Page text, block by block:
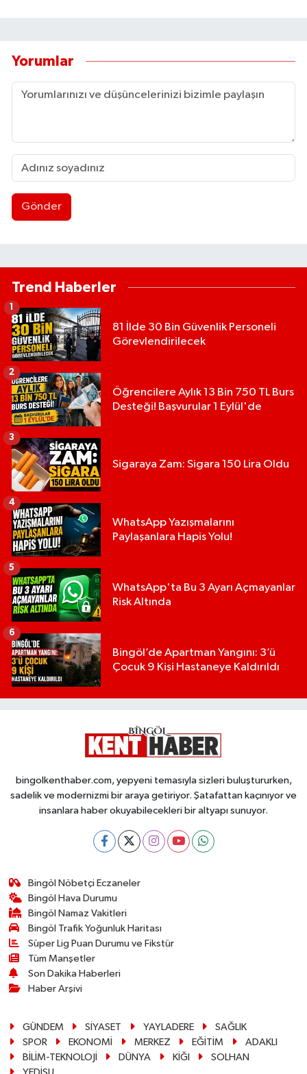
Yorumlar
Gönder
Trend Haberler
81 İlde 30 Bin Güvenlik Personeli
Görevlendirilecek
1
Öğrencilere Aylık 13 Bin 750 TL Burs
Desteği! Başvurular 1 Eylül'de
2
Sigaraya Zam: Sigara 150 Lira Oldu
3
WhatsApp Yazışmalarını
Paylaşanlara Hapis Yolu!
4
WhatsApp'ta Bu 3 Ayarı Açmayanlar
Risk Altında
5
Bingöl’de Apartman Yangını: 3’ü
Çocuk 9 Kişi Hastaneye Kaldırıldı
6
bingolkenthaber.com, yepyeni temasıyla sizleri buluştururken,
sadelik ve modernizmi bir araya getiriyor. Şatafattan kaçınıyor ve
insanlara haber okuyabilecekleri bir altyapı sunuyor.
Bingöl Nöbetçi Eczaneler
Bingöl Hava Durumu
Bingöl Namaz Vakitleri
Bingöl Trafik Yoğunluk Haritası
Süper Lig Puan Durumu ve Fikstür
Tüm Manşetler
Son Dakika Haberleri
Haber Arşivi
GÜNDEM SİYASET YAYLADERE
SAĞLIK
SPOR
EKONOMİ MERKEZ EĞİTİM
ADAKLI
BİLİM-TEKNOLOJİ
DÜNYA KİĞI
SOLHAN